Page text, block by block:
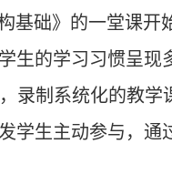
础》的一堂课开
生的学习习惯呈
录制系统化的教
学生主动参与，